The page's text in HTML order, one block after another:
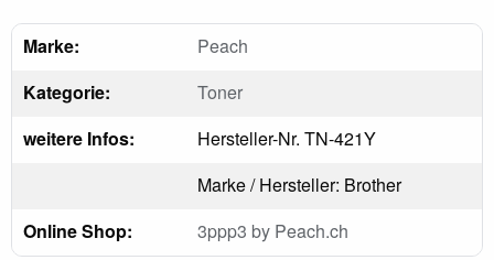
Marke:
Peach
Kategorie:
Toner
weitere Infos:
Hersteller-Nr. TN-421Y
Marke / Hersteller: Brother
Online Shop:
3ppp3 by Peach.ch